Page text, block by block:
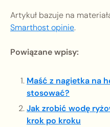
Artykuł bazuje na
Smarthost opinie.
Powiązane wpisy:
Maść z nagietka na
stosować?
Jak zrobić wodę
krok po kroku